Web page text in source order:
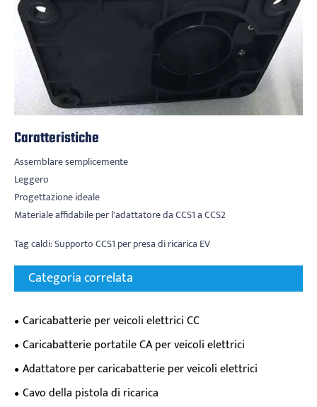
Caratteristiche
Assemblare semplicemente
Leggero
Progettazione ideale
Materiale affidabile per l'adattatore da CCS1 a CCS2
Tag caldi: Supporto CCS1 per presa di ricarica EV
Categoria correlata
Caricabatterie per veicoli elettrici CC
Caricabatterie portatile CA per veicoli elettrici
Adattatore per caricabatterie per veicoli elettrici
Cavo della pistola di ricarica